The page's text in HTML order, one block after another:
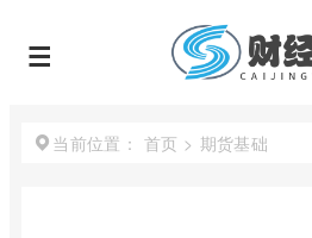
当前位置： 首页 > 期货基础